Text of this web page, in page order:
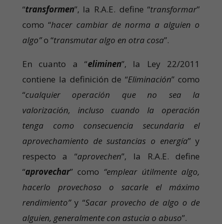
“transformen”, la R.A.E. define “transformar”
como “hacer cambiar de norma a alguien o
algo”o “transmutar algo en otra cosa”.
En cuanto a “eliminen”, la Ley 22/2011
contiene la definición de “Eliminación” como
“cualquier operación que no sea la
valorización, incluso cuando la operación
tenga como consecuencia secundaria el
aprovechamiento de sustancias o energía” y
respecto a “aprovechen”, la R.A.E. define
“aprovechar” como “emplear útilmente algo,
hacerlo provechoso o sacarle el máximo
rendimiento”y “Sacar provecho de algo o de
alguien, generalmente con astucia o abuso”.